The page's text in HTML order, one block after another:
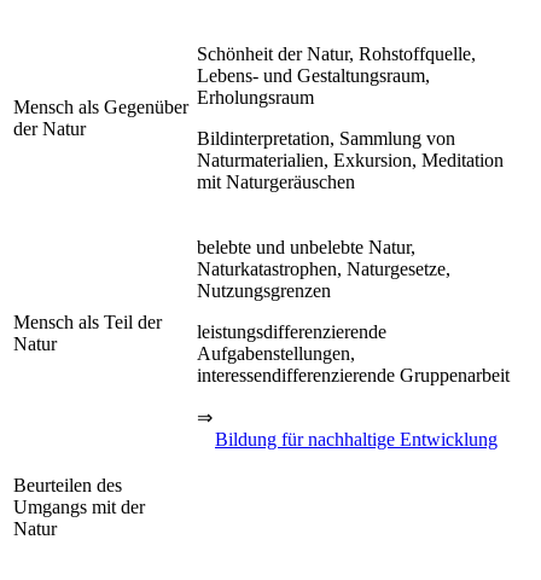
Mensch als Gegenüber
der Natur
Schönheit der Natur, Rohstoffquelle,
Lebens- und Gestaltungsraum,
Erholungsraum
Bildinterpretation, Sammlung von
Naturmaterialien, Exkursion, Meditation
mit Naturgeräuschen
Mensch als Teil der
Natur
belebte und unbelebte Natur,
Naturkatastrophen, Naturgesetze,
Nutzungsgrenzen
leistungsdifferenzierende
Aufgabenstellungen,
interessendifferenzierende Gruppenarbeit
⇒
Bildung für nachhaltige Entwicklung
Beurteilen des
Umgangs mit der
Natur